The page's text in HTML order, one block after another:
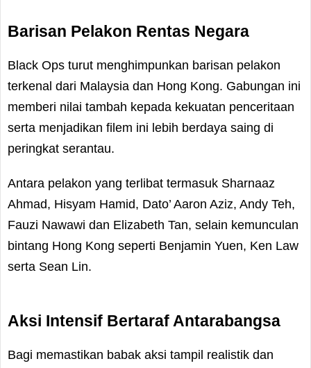
Barisan Pelakon Rentas Negara
Black Ops turut menghimpunkan barisan pelakon
terkenal dari Malaysia dan Hong Kong. Gabungan ini
memberi nilai tambah kepada kekuatan penceritaan
serta menjadikan filem ini lebih berdaya saing di
peringkat serantau.
Antara pelakon yang terlibat termasuk Sharnaaz
Ahmad, Hisyam Hamid, Dato’ Aaron Aziz, Andy Teh,
Fauzi Nawawi dan Elizabeth Tan, selain kemunculan
bintang Hong Kong seperti Benjamin Yuen, Ken Law
serta Sean Lin.
Aksi Intensif Bertaraf Antarabangsa
Bagi memastikan babak aksi tampil realistik dan